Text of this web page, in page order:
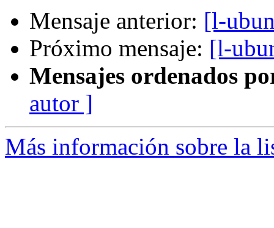
Mensaje anterior: [l-
Próximo mensaje: [l-
Mensajes ordenados
autor ]
Más información sobre la